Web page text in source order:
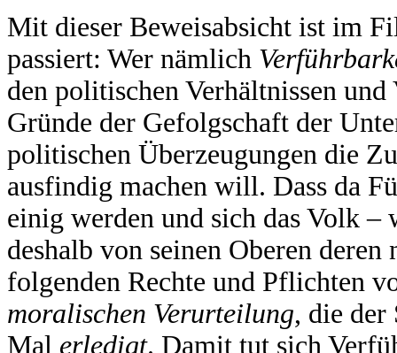
Mit dieser Beweisabsicht ist im
passiert: Wer nämlich
den politischen Verhältnissen und
Gründe der Gefolgschaft der
politischen Überzeugungen die
ausfindig machen will. Dass da
einig werden und sich das Volk
deshalb von seinen Oberen deren
folgenden Rechte und Pflichten
moralischen Verurteilung, die der
Mal erledigt. Damit tut sich